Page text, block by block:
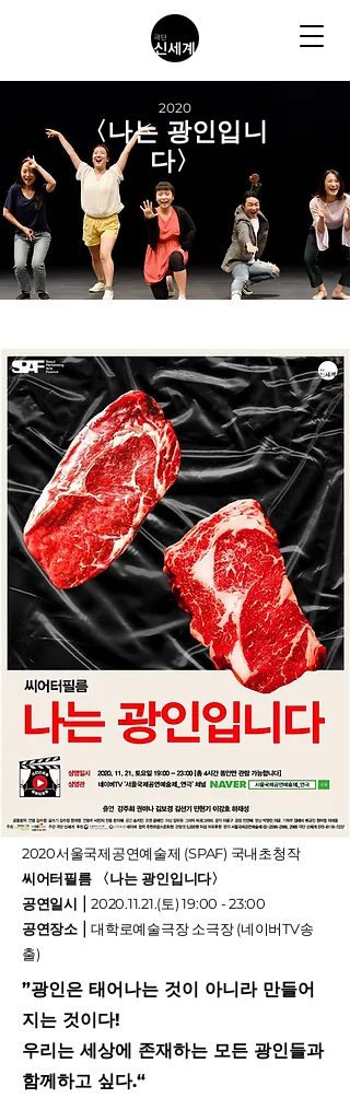
2020
〈나는 광인입니
다〉
2020서울국제공연예술제 (SPAF) 국내초청작
씨어터필름 〈나는 광인입니다〉
공연일시 ⎮2020.11.21.(토) 19:00 - 23:00
공연장소⎮ 대학로예술극장 소극장 (네이버TV송
출)
”광인은 태어나는 것이 아니라 만들어
지는 것이다!
우리는 세상에 존재하는 모든 광인들과
함께하고 싶다.“